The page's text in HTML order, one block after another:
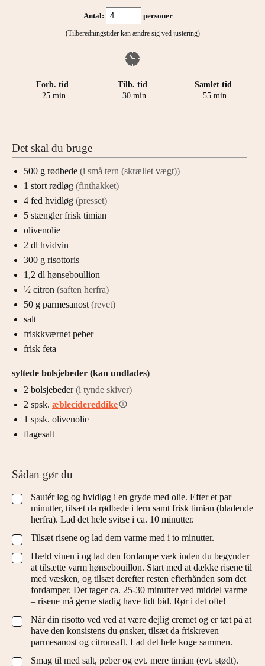
Antal: personer
(Tilberedningstider kan ændre sig ved justering)
Forb. tid
25minutter
min
Tilb. tid
30minutter
min
Samlet tid
55minutter
min
Det skal du bruge
500 g rødbede (i små tern (skrællet vægt))
1 stort rødløg (finthakket)
4 fed hvidløg (presset)
5 stænglerfrisk timian
olivenolie
2 dl hvidvin
300 g risottoris
1,2 dl hønseboullion
½ citron (saften herfra)
50 g parmesanost (revet)
salt
friskkværnet peber
frisk feta
syltede bolsjebeder (kan undlades)
2 bolsjebeder (i tynde skiver)
2 spsk. æblecidereddike
1 spsk. olivenolie
flagesalt
Sådan gør du
▢
Sautér løg og hvidløg i en gryde med olie. Efter et par
minutter, tilsæt da rødbede i tern samt frisk timian (bladende
herfra). Lad det hele svitse i ca. 10 minutter.
▢
Tilsæt risene og lad dem varme med i to minutter.
▢
Hæld vinen i og lad den fordampe væk inden du begynder
at tilsætte varm hønsebouillon. Start med at dække risene til
med væsken, og tilsæt derefter resten efterhånden som det
fordamper. Det tager ca. 25-30 minutter ved middel varme
– risene må gerne stadig have lidt bid. Rør i det ofte!
▢
Når din risotto ved ved at være dejlig cremet og er tæt på at
have den konsistens du ønsker, tilsæt da friskreven
parmesanost og citronsaft. Lad det hele koge sammen.
▢
Smag til med salt, peber og evt. mere timian (evt. stødt).